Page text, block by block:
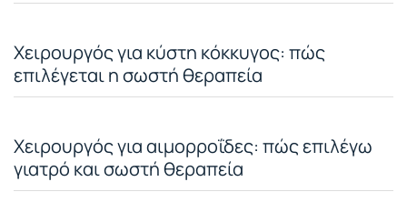
Χειρουργός για κύστη κόκκυγος: πώς
επιλέγεται η σωστή θεραπεία
Χειρουργός για αιμορροΐδες: πώς επιλέγω
γιατρό και σωστή θεραπεία